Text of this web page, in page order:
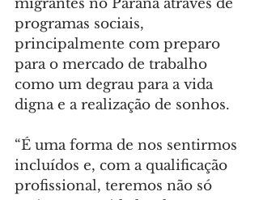
migrantes no Paraná através de
programas sociais,
principalmente com preparo
para o mercado de trabalho
como um degrau para a vida
digna e a realização de sonhos.
“É uma forma de nos sentirmos
incluídos e, com a qualificação
profissional, teremos não só